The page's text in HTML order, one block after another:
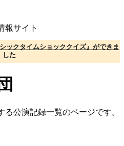
報サイト
ックタイムショッククイズ』ができま
した
る公演記録一覧のページです。